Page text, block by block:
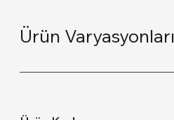
Ürün Varyasyonları